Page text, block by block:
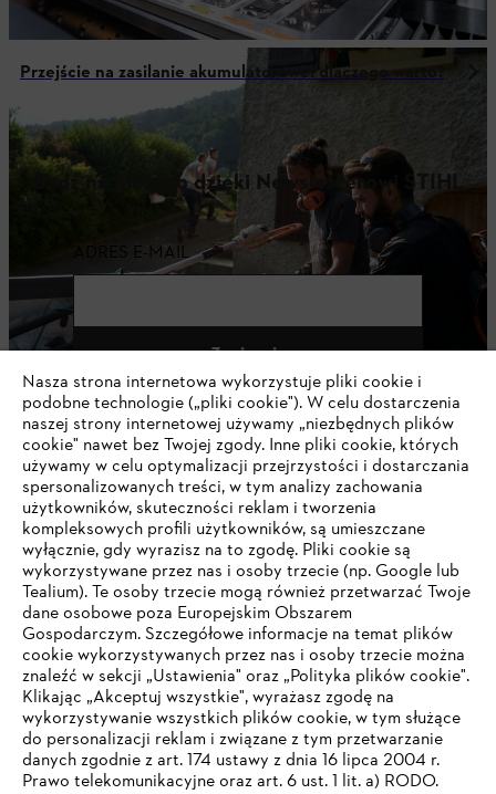
Przejście na zasilanie akumulatorowe: dlaczego warto?
Bądź na bieżąco dzięki Newsletterowi STIHL
ADRES E-MAIL
Zapisz się
#STIHL
Firma
STIHL FAQ
Nasza strona internetowa wykorzystuje pliki cookie i
podobne technologie („pliki cookie"). W celu dostarczenia
naszej strony internetowej używamy „niezbędnych plików
cookie" nawet bez Twojej zgody. Inne pliki cookie, których
używamy w celu optymalizacji przejrzystości i dostarczania
spersonalizowanych treści, w tym analizy zachowania
użytkowników, skuteczności reklam i tworzenia
kompleksowych profili użytkowników, są umieszczane
wyłącznie, gdy wyrazisz na to zgodę. Pliki cookie są
wykorzystywane przez nas i osoby trzecie (np. Google lub
Tealium). Te osoby trzecie mogą również przetwarzać Twoje
dane osobowe poza Europejskim Obszarem
Gospodarczym. Szczegółowe informacje na temat plików
cookie wykorzystywanych przez nas i osoby trzecie można
znaleźć w sekcji „Ustawienia" oraz „Polityka plików cookie".
Klikając „Akceptuj wszystkie", wyrażasz zgodę na
wykorzystywanie wszystkich plików cookie, w tym służące
do personalizacji reklam i związane z tym przetwarzanie
danych zgodnie z art. 174 ustawy z dnia 16 lipca 2004 r.
Prawo telekomunikacyjne oraz art. 6 ust. 1 lit. a) RODO.